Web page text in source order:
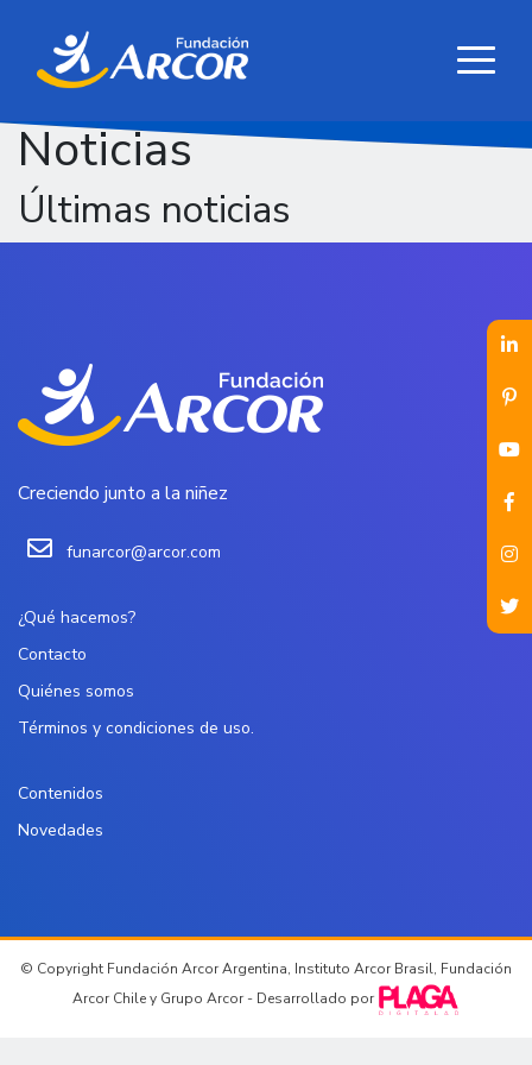
Noticias
Últimas noticias
Creciendo junto a la niñez
funarcor@arcor.com
¿Qué hacemos?
Contacto
Quiénes somos
Términos y condiciones de uso.
Contenidos
Novedades
© Copyright Fundación Arcor Argentina, Instituto Arcor Brasil, Fundación
Arcor Chile y Grupo Arcor - Desarrollado por